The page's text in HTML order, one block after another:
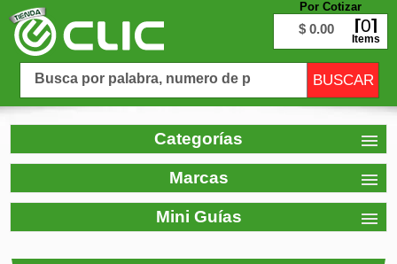
Por Cotizar
$ 0.00 0
Items
Categorías
Marcas
Mini Guías